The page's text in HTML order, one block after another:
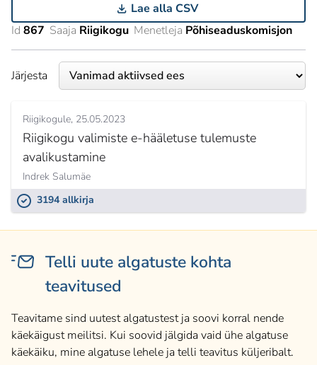
Lae alla CSV
Id 867 Saaja Riigikogu Menetleja Põhiseaduskomisjon
Järjesta
Riigikogule 25.05.2023
Riigikogu valimiste e-hääletuse tulemuste
avalikustamine
Indrek Salumäe
3194 allkirja
Telli uute algatuste kohta
teavitused
Teavitame sind uutest algatustest ja soovi korral nende
käekäigust meilitsi. Kui soovid jälgida vaid ühe algatuse
käekäiku, mine algatuse lehele ja telli teavitus küljeribalt.